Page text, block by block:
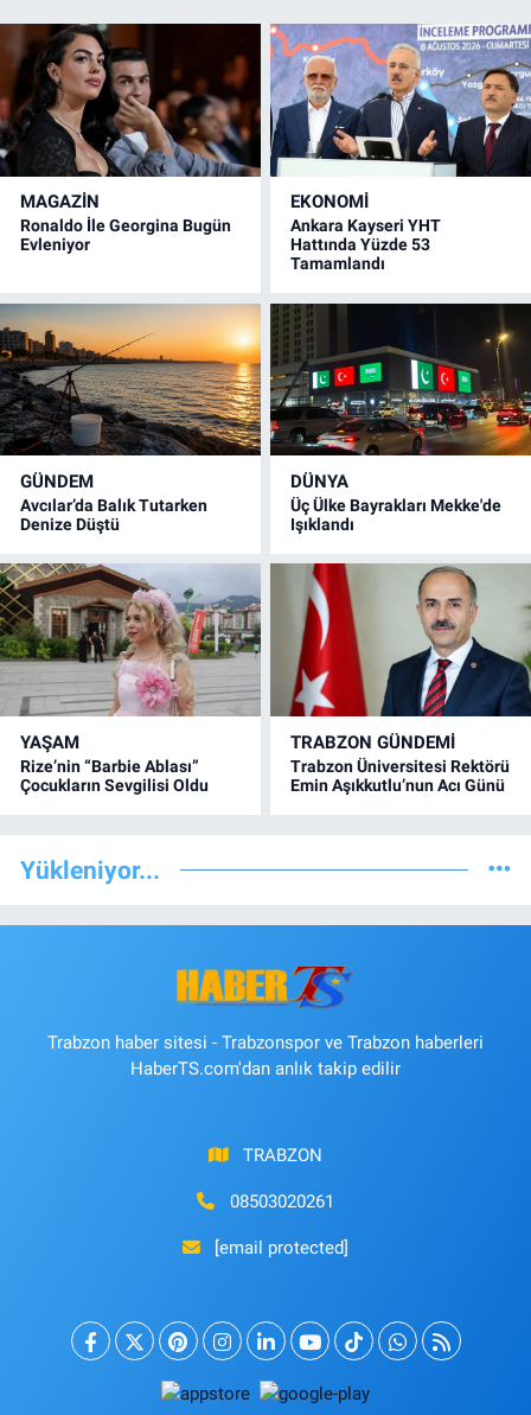
MAGAZİN
Ronaldo İle Georgina Bugün
Evleniyor
EKONOMİ
Ankara Kayseri YHT
Hattında Yüzde 53
Tamamlandı
GÜNDEM
Avcılar’da Balık Tutarken
Denize Düştü
DÜNYA
Üç Ülke Bayrakları Mekke'de
Işıklandı
YAŞAM
Rize’nin “Barbie Ablası”
Çocukların Sevgilisi Oldu
TRABZON GÜNDEMİ
Trabzon Üniversitesi Rektörü
Emin Aşıkkutlu’nun Acı Günü
Yükleniyor...
Trabzon haber sitesi - Trabzonspor ve Trabzon haberleri
HaberTS.com'dan anlık takip edilir
TRABZON
08503020261
[email protected]